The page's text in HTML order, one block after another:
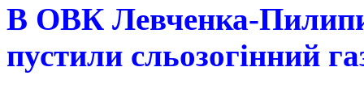
В ОВК Левченка-
пустили сльозогінний